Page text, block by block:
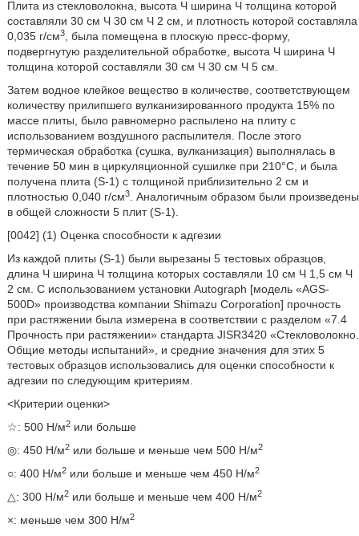
Плита из стекловолокна, высота Ч ширина Ч толщина которой
составляли 30 см Ч 30 см Ч 2 см, и плотность которой составляла
0,035 г/см3, была помещена в плоскую пресс-форму,
подвергнутую разделительной обработке, высота Ч ширина Ч
толщина которой составляли 30 см Ч 30 см Ч 5 см.
Затем водное клейкое вещество в количестве, соответствующем
количеству прилипшего вулканизированного продукта 15% по
массе плиты, было равномерно распылено на плиту с
использованием воздушного распылителя. После этого
термическая обработка (сушка, вулканизация) выполнялась в
течение 50 мин в циркуляционной сушилке при 210°C, и была
получена плита (S-1) с толщиной приблизительно 2 см и
плотностью 0,040 г/см3. Аналогичным образом были произведены
в общей сложности 5 плит (S-1).
[0042] (1) Оценка способности к адгезии
Из каждой плиты (S-1) были вырезаны 5 тестовых образцов,
длина Ч ширина Ч толщина которых составляли 10 см Ч 1,5 см Ч
2 см. С использованием установки Autograph [модель «AGS-
500D» производства компании Shimazu Corporation] прочность
при растяжении была измерена в соответствии с разделом «7.4
Прочность при растяжении» стандарта JISR3420 «Стекловолокно.
Общие методы испытаний», и средние значения для этих 5
тестовых образцов использовались для оценки способности к
адгезии по следующим критериям.
<Критерии оценки>
☆: 500 Н/м2или больше
◎: 450 Н/м2или больше и меньше чем 500 Н/м2
○: 400 Н/м2или больше и меньше чем 450 Н/м2
△: 300 Н/м2или больше и меньше чем 400 Н/м2
×: меньше чем 300 Н/м2